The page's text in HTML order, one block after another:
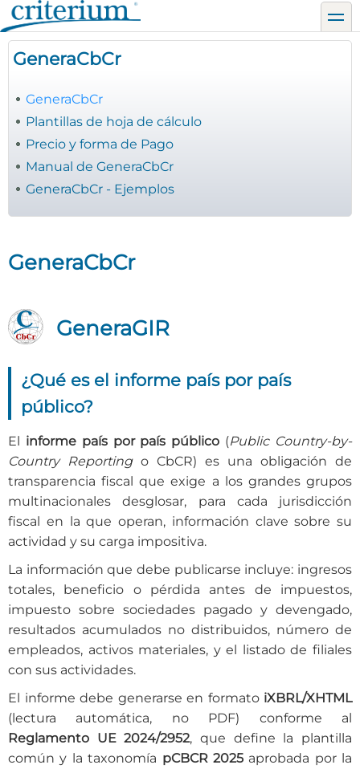
Pasar
al
contenido
principal
GeneraCbCr
GeneraCbCr
Plantillas de hoja de cálculo
Precio y forma de Pago
Manual de GeneraCbCr
GeneraCbCr - Ejemplos
GeneraCbCr
GeneraGIR
¿Qué es el informe país por país
público?
El informe país por país público (Public Country-by-
Country Reportingo CbCR) es una obligación de
transparencia fiscal que exige a los grandes grupos
multinacionales desglosar, para cada jurisdicción
fiscal en la que operan, información clave sobre su
actividad y su carga impositiva.
La información que debe publicarse incluye: ingresos
totales, beneficio o pérdida antes de impuestos,
impuesto sobre sociedades pagado y devengado,
resultados acumulados no distribuidos, número de
empleados, activos materiales, y el listado de filiales
con sus actividades.
El informe debe generarse en formato iXBRL/XHTML
(lectura automática, no PDF) conforme al
Reglamento UE 2024/2952, que define la plantilla
común y la taxonomía pCBCR 2025aprobada por la